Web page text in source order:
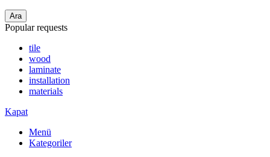
Ara
Popular requests
tile
wood
laminate
installation
materials
Kapat
Menü
Kategoriler